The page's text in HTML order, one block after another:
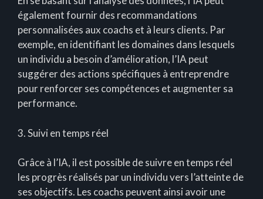
également fournir des recommandations
personnalisées aux coachs et à leurs clients. Par
exemple, en identifiant les domaines dans lesquels
un individu a besoin d’amélioration, l’IA peut
suggérer des actions spécifiques à entreprendre
pour renforcer ses compétences et augmenter sa
performance.
3. Suivi en temps réel
Grâce à l’IA, il est possible de suivre en temps réel
les progrès réalisés par un individu vers l’atteinte de
ses objectifs. Les coachs peuvent ainsi avoir une